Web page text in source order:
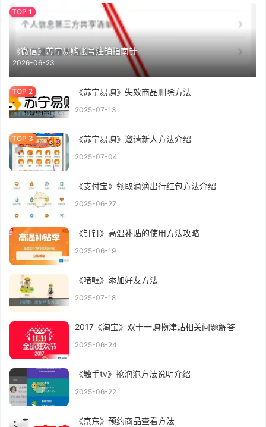
《微信》苏宁易购账号注销指南针
2026-06-23
《苏宁易购》失效商品删除方法
2025-07-13
《苏宁易购》邀请新人方法介绍
2025-07-04
《支付宝》领取滴滴出行红包方法介绍
2025-06-27
《钉钉》高温补贴的使用方法攻略
2025-06-19
《啫喱》添加好友方法
2025-07-18
2017《淘宝》双十一购物津贴相关问题解答
2025-06-24
《触手tv》抢泡泡方法说明介绍
2025-06-22
《京东》预约商品查看方法